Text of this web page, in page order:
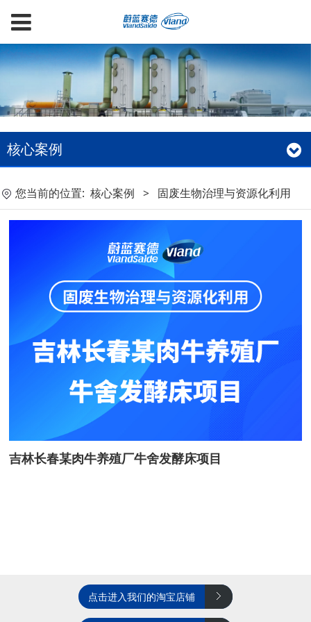
核心案例
您当前的位置: 核心案例 > 固废生物治理与资源化利用
吉林长春某肉牛养殖厂牛舍发酵床项目
点击进入我们的淘宝店铺